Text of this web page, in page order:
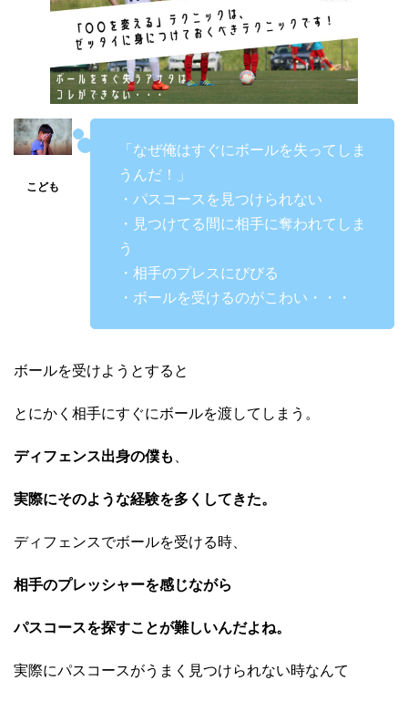
「なぜ俺はすぐにボールを失ってしま
うんだ！」
・パスコースを見つけられない
・見つけてる間に相手に奪われてしま
う
・相手のプレスにびびる
・ボールを受けるのがこわい・・・
ボールを受けようとすると
とにかく相手にすぐにボールを渡してしまう。
ディフェンス出身の僕も
実際にそのような経験を多くしてきた。
ディフェンスでボールを受ける時、
相手のプレッシャーを感じながら
パスコースを探すことが難しいんだよね。
実際にパスコースがうまく見つけられない時なんて